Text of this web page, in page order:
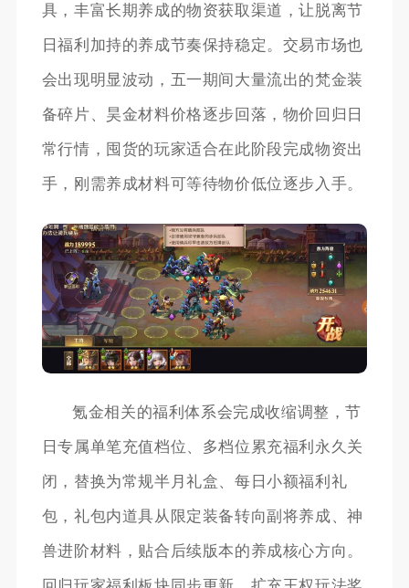
具，丰富长期养成的物资获取渠道，让脱离节
日福利加持的养成节奏保持稳定。交易市场也
会出现明显波动，五一期间大量流出的梵金装
备碎片、昊金材料价格逐步回落，物价回归日
常行情，囤货的玩家适合在此阶段完成物资出
手，刚需养成材料可等待物价低位逐步入手。
氪金相关的福利体系会完成收缩调整，节
日专属单笔充值档位、多档位累充福利永久关
闭，替换为常规半月礼盒、每日小额福利礼
包，礼包内道具从限定装备转向副将养成、神
兽进阶材料，贴合后续版本的养成核心方向。